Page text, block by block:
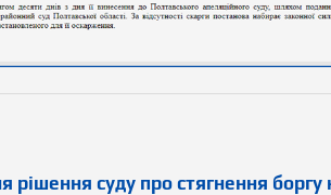
рішення суду про стягнення